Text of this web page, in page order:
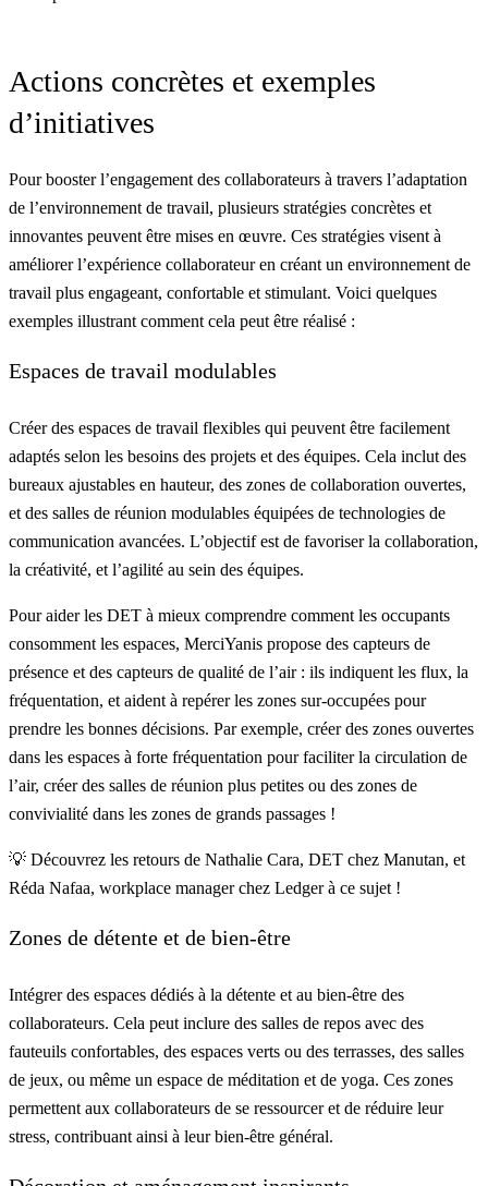
Actions concrètes et exemples
d’initiatives
Pour booster l’engagement des collaborateurs à travers l’adaptation
de l’environnement de travail, plusieurs stratégies concrètes et
innovantes peuvent être mises en œuvre. Ces stratégies visent à
améliorer l’expérience collaborateur en créant un environnement de
travail plus engageant, confortable et stimulant. Voici quelques
exemples illustrant comment cela peut être réalisé :
Espaces de travail modulables
Créer des espaces de travail flexibles qui peuvent être facilement
adaptés selon les besoins des projets et des équipes. Cela inclut des
bureaux ajustables en hauteur, des zones de collaboration ouvertes,
et des salles de réunion modulables équipées de technologies de
communication avancées. L’objectif est de favoriser la collaboration,
la créativité, et l’agilité au sein des équipes.
Pour aider les DET à mieux comprendre comment les occupants
consomment les espaces, MerciYanis propose des capteurs de
présence et des capteurs de qualité de l’air: ils indiquent les flux, la
fréquentation, et aident à repérer les zones sur-occupées pour
prendre les bonnes décisions. Par exemple, créer des zones ouvertes
dans les espaces à forte fréquentation pour faciliter la circulation de
l’air, créer des salles de réunion plus petites ou des zones de
convivialité dans les zones de grands passages !
💡 Découvrez les retours de Nathalie Cara, DET chez Manutan, et
Réda Nafaa, workplace manager chez Ledgerà ce sujet !
Zones de détente et de bien-être
Intégrer des espaces dédiés à la détente et au bien-être des
collaborateurs. Cela peut inclure des salles de repos avec des
fauteuils confortables, des espaces verts ou des terrasses, des salles
de jeux, ou même un espace de méditation et de yoga. Ces zones
permettent aux collaborateurs de se ressourcer et de réduire leur
stress, contribuant ainsi à leur bien-être général.